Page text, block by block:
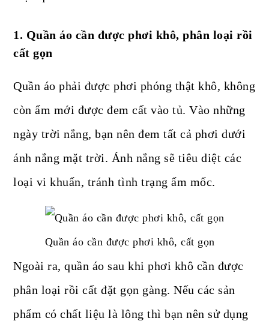
1. Quần áo cần được phơi khô, phân loại rồi
cất gọn
Quần áo phải được phơi phóng thật khô, không
còn ẩm mới được đem cất vào tủ. Vào những
ngày trời nắng, bạn nên đem tất cả phơi dưới
ánh nắng mặt trời. Ánh nắng sẽ tiêu diệt các
loại vi khuẩn, tránh tình trạng ẩm mốc.
Quần áo cần được phơi khô, cất gọn
Ngoài ra, quần áo sau khi phơi khô cần được
phân loại rồi cất đặt gọn gàng. Nếu các sản
phẩm có chất liệu là lông thì bạn nên sử dụng